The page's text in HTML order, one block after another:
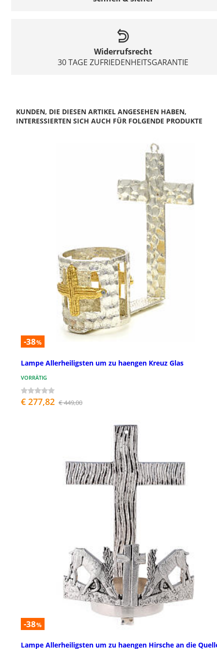
Widerrufsrecht
30 TAGE ZUFRIEDENHEITSGARANTIE
KUNDEN, DIE DIESEN ARTIKEL ANGESEHEN HABEN,
INTERESSIERTEN SICH AUCH FÜR FOLGENDE PRODUKTE
-38%
Lampe Allerheiligsten um zu haengen Kreuz Glas
VORRÄTIG
€ 277,82 € 449,00
-38%
Lampe Allerheiligsten um zu haengen Hirsche an die